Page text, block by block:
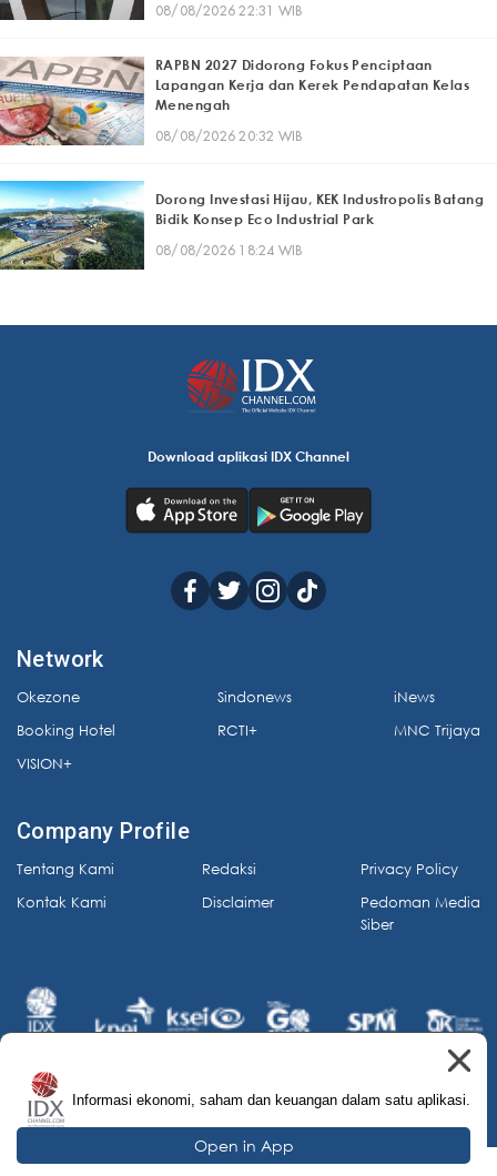
08/08/2026 22:31 WIB
RAPBN 2027 Didorong Fokus Penciptaan
Lapangan Kerja dan Kerek Pendapatan Kelas
Menengah
08/08/2026 20:32 WIB
Dorong Investasi Hijau, KEK Industropolis Batang
Bidik Konsep Eco Industrial Park
08/08/2026 18:24 WIB
Download aplikasi IDX Channel
Network
Okezone
Booking Hotel
VISION+
Sindonews
RCTI+
iNews
MNC Trijaya
Company Profile
Tentang Kami
Kontak Kami
Redaksi
Disclaimer
Privacy Policy
Pedoman Media
Siber
© 2026 IDX Channel. All Rights Reserved.
Informasi ekonomi, saham dan keuangan dalam satu aplikasi.
Open in App